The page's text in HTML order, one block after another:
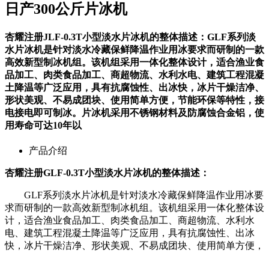
日产300公斤片冰机
杏耀注册JLF-0.3T小型淡水片冰机的整体描述：GLF系列淡
水片冰机是针对淡水冷藏保鲜降温作业用冰要求而研制的一款
高效新型制冰机组。该机组采用一体化整体设计，适合渔业食
品加工、肉类食品加工、商超物流、水利水电、建筑工程混凝
土降温等广泛应用，具有抗腐蚀性、出冰快，冰片干燥洁净、
形状美观、不易成团块、使用简单方便，节能环保等特性，接
电接电即可制冰。片冰机采用不锈钢材料及防腐蚀合金铝，使
用寿命可达10年以
产品介绍
杏耀注册GLF-0.3T小型淡水片冰机的整体描述：
GLF系列淡水片冰机是针对淡水冷藏保鲜降温作业用冰要
求而研制的一款高效新型制冰机组。该机组采用一体化整体设
计，适合渔业食品加工、肉类食品加工、商超物流、水利水
电、建筑工程混凝土降温等广泛应用，具有抗腐蚀性、出冰
快，冰片干燥洁净、形状美观、不易成团块、使用简单方便，